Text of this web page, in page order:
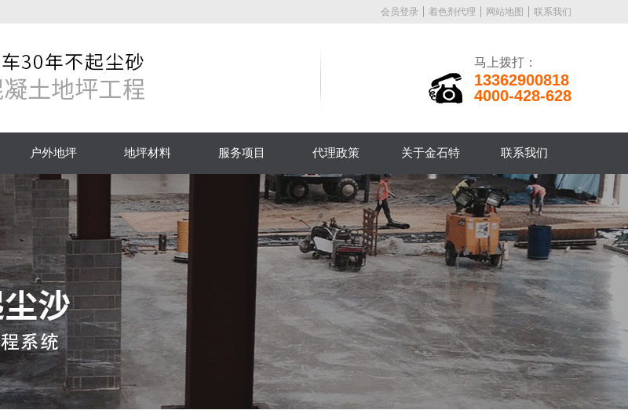
会员登录 着色剂代理 网站地图 联系我们
马上拨打：
13362900818
4000-428-628
户外地坪 地坪材料 服务项目 代理政策 关于金石特 联系我们